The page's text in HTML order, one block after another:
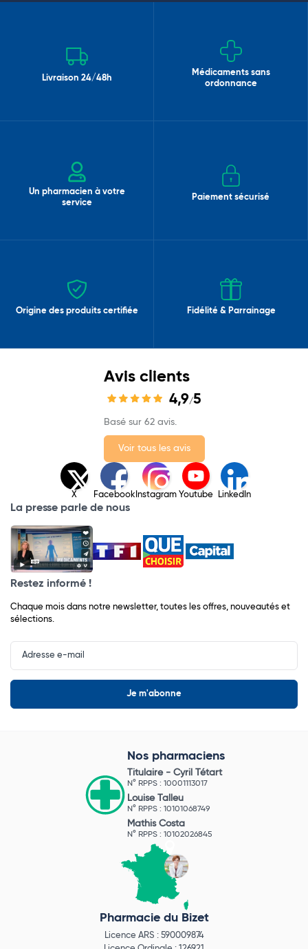
Livraison 24/48h
Médicaments sans
ordonnance
Un pharmacien à votre
service
Paiement sécurisé
Origine des produits certifiée Fidélité & Parrainage
Avis clients
4,9/5
Basé sur 62 avis.
Voir tous les avis
X Facebook Instagram Youtube LinkedIn
La presse parle de nous
Restez informé !
Chaque mois dans notre newsletter, toutes les offres, nouveautés et
sélections.
Input
Newsletter
Nos pharmaciens
Titulaire - Cyril Tétart
N° RPPS : 10001113017
Louise Talleu
N° RPPS : 10101068749
Mathis Costa
N° RPPS : 10102026845
Pharmacie du Bizet
Licence ARS : 590009874